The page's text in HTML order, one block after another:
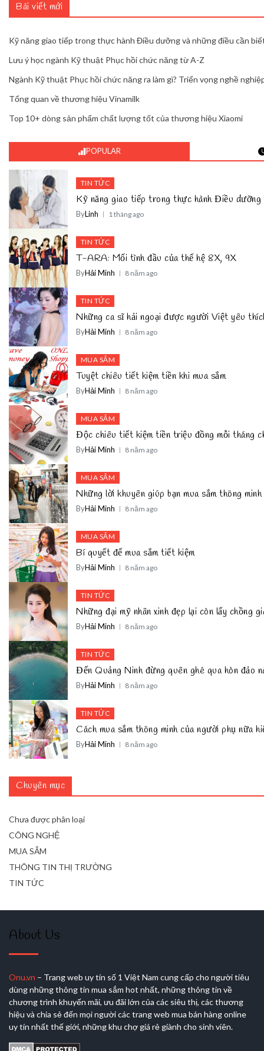
Bài viết mới
Kỹ năng giao tiếp trong thực hành Điều dưỡng và những điều cần
Lưu ý học ngành Kỹ thuật Phục hồi chức năng từ A-Z
Ngành Kỹ thuật Phục hồi chức năng ra làm gì? Triển vọng nghề
Tổng quan về thương hiệu Vinamilk
Top 10+ dòng sản phẩm chất lượng tốt của thương hiệu Xiaomi
POPULAR
TIN TỨC
Kỹ năng giao tiếp trong thực hành Điều dưỡng
ByLinh 1 tháng ago
TIN TỨC
T-ARA: Mối tình đầu của thế hệ 8X, 9X
ByHải Minh 8 năm ago
TIN TỨC
Những ca sĩ hải ngoại được người Việt yêu
ByHải Minh 8 năm ago
MUA SẮM
Tuyệt chiêu tiết kiệm tiền khi mua sắm
ByHải Minh 8 năm ago
MUA SẮM
Độc chiêu tiết kiệm tiền triệu đồng mỗi tháng
ByHải Minh 8 năm ago
MUA SẮM
Những lời khuyên giúp bạn mua sắm thông minh
ByHải Minh 8 năm ago
MUA SẮM
Bí quyết để mua sắm tiết kiệm
ByHải Minh 8 năm ago
TIN TỨC
Những đại mỹ nhân xinh đẹp lại còn lấy chồng
ByHải Minh 8 năm ago
TIN TỨC
Đến Quảng Ninh đừng quên ghé qua hòn đảo
ByHải Minh 8 năm ago
TIN TỨC
Cách mua sắm thông minh của người phụ nữa
ByHải Minh 8 năm ago
Chuyên mục
Chưa được phân loại
CÔNG NGHỆ
MUA SẮM
THÔNG TIN THỊ TRƯỜNG
TIN TỨC
About Us
Onu.vn – Trang web uy tín số 1 Việt Nam cung cấp cho người tiêu
dùng những thông tin mua sắm hot nhất, những thông tin về
chương trình khuyến mãi, ưu đãi lớn của các siêu thị, các thương
hiệu và chia sẻ đến mọi người các trang web mua bán hàng online
uy tín nhất thế giới, những khu chợ giá rẻ giành cho sinh viên.